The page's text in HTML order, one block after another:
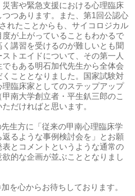
害や緊急支援における心理臨床
つあります。また、第1回公認心
れたことからも、サイコロジカル
が上がっていることもわかるで
講習を受けるのが難しいとも聞
トエイドについて、その第一人
もある明石加代先生から全体会
こととなりました。国家試験対
臨床家としてのステップアップ
南大学創立者・平生釟三郎のこ
だければと思います。
生方に「従来の甲南心理臨床学
るような事例検討会を」とお願
とコメントというような通常の
的な企画が並ぶこととなりまし
を心からお待ちしております。